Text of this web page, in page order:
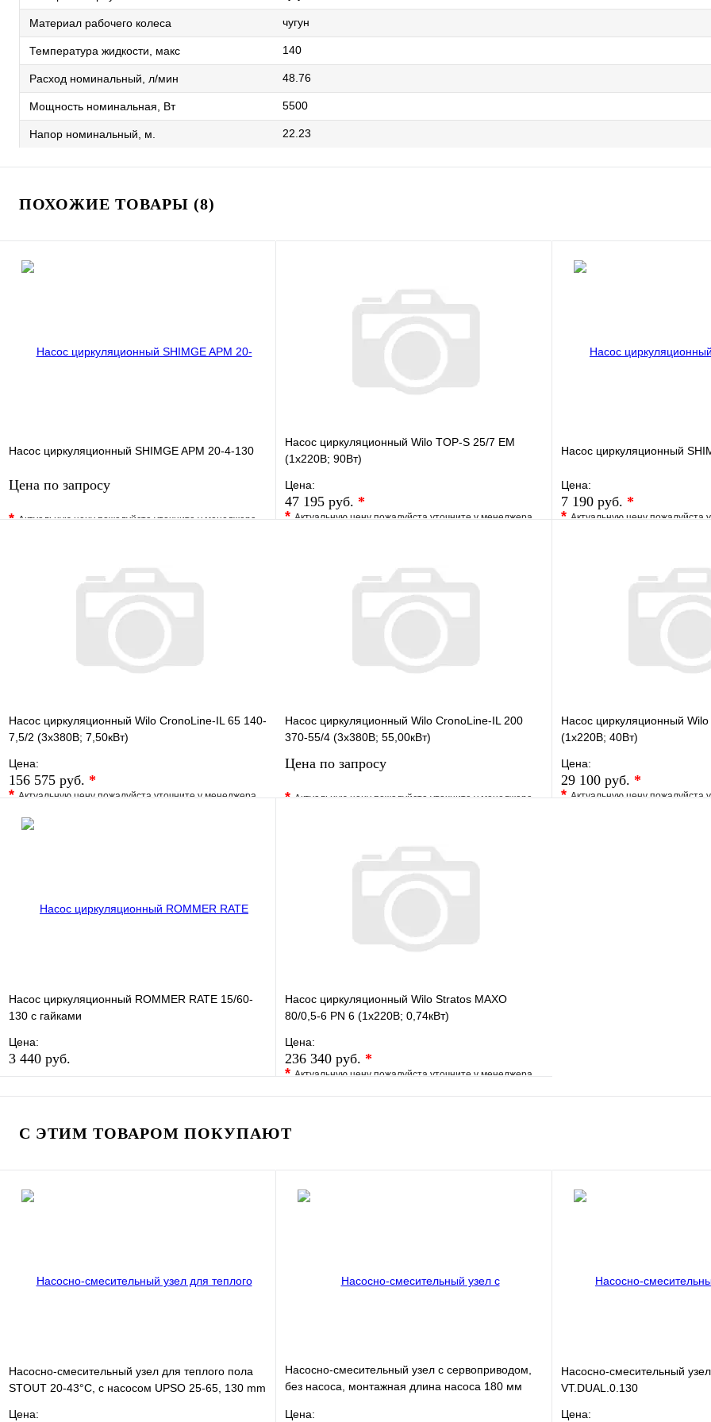
Материал рабочего колеса чугун
Температура жидкости, макс 140
Расход номинальный, л/мин 48.76
Мощность номинальная, Вт 5500
Напор номинальный, м. 22.23
ПОХОЖИЕ ТОВАРЫ (8)
Насос циркуляционный SHIMGE APM 20-4-130
Цена по запросу
*Актуальную цену пожалуйста уточните у менеджера
Запросить цену
Насос циркуляционный Wilo TOP-S 25/7 EM
(1х220В; 90Вт)
Цена:
47 195 руб. *
*Актуальную цену пожалуйста уточните у менеджера
В корзину
Насос циркуляционный
Цена:
7 190 руб. *
*Актуальную цену пожалуйста
Насос циркуляционный Wilo CronoLine-IL 65 140-
7,5/2 (3х380В; 7,50кВт)
Цена:
156 575 руб. *
*Актуальную цену пожалуйста уточните у менеджера
В избранное
Насос циркуляционный Wilo CronoLine-IL 200
370-55/4 (3х380В; 55,00кВт)
Цена по запросу
*Актуальную цену пожалуйста уточните у менеджера
Запросить цену
Насос циркуляционный
(1х220В; 40Вт)
Цена:
29 100 руб. *
*Актуальную цену пожалуйста
Насос циркуляционный ROMMER RATE 15/60-
130 с гайками
Цена:
3 440 руб.
Насос циркуляционный Wilo Stratos MAXO
80/0,5-6 PN 6 (1х220В; 0,74кВт)
Цена:
236 340 руб. *
*Актуальную цену пожалуйста уточните у менеджера
В избранное Сравнение
В корзину
С ЭТИМ ТОВАРОМ ПОКУПАЮТ
Насосно-смесительный узел для теплого пола
STOUT 20-43°C, с насосом UPSO 25-65, 130 mm
Цена:
Насосно-смесительный узел с сервоприводом,
без насоса, монтажная длина насоса 180 мм
Цена:
Насосно-смесительный
VT.DUAL.0.130
Цена: